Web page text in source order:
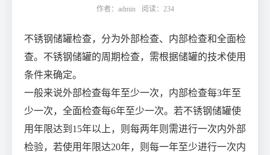
作者：admin 阅读：234
不锈钢储罐检查，分为外部检查、内部检查和全面检
查。不锈钢储罐的周期检查，需根据储罐的技术使用
条件来确定。
一般来说外部检查每年至少一次，内部检查每3年至
少一次，全面检查每6年至少一次。若不锈钢储罐使
用年限达到15年以上，则每两年则需进行一次内外部
检验，若使用年限达20年，则每一年至少进行一次内